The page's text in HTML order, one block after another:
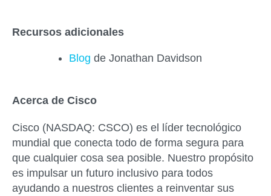
Recursos adicionales
Blog de Jonathan Davidson
Acerca de Cisco
Cisco (NASDAQ: CSCO) es el líder tecnológico
mundial que conecta todo de forma segura para
que cualquier cosa sea posible. Nuestro propósito
es impulsar un futuro inclusivo para todos
ayudando a nuestros clientes a reinventar sus